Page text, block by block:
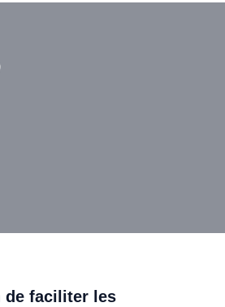
de faciliter les